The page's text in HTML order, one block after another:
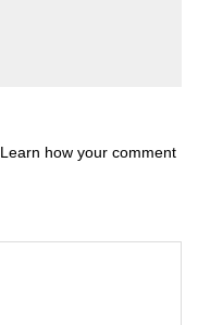
Learn how your comment